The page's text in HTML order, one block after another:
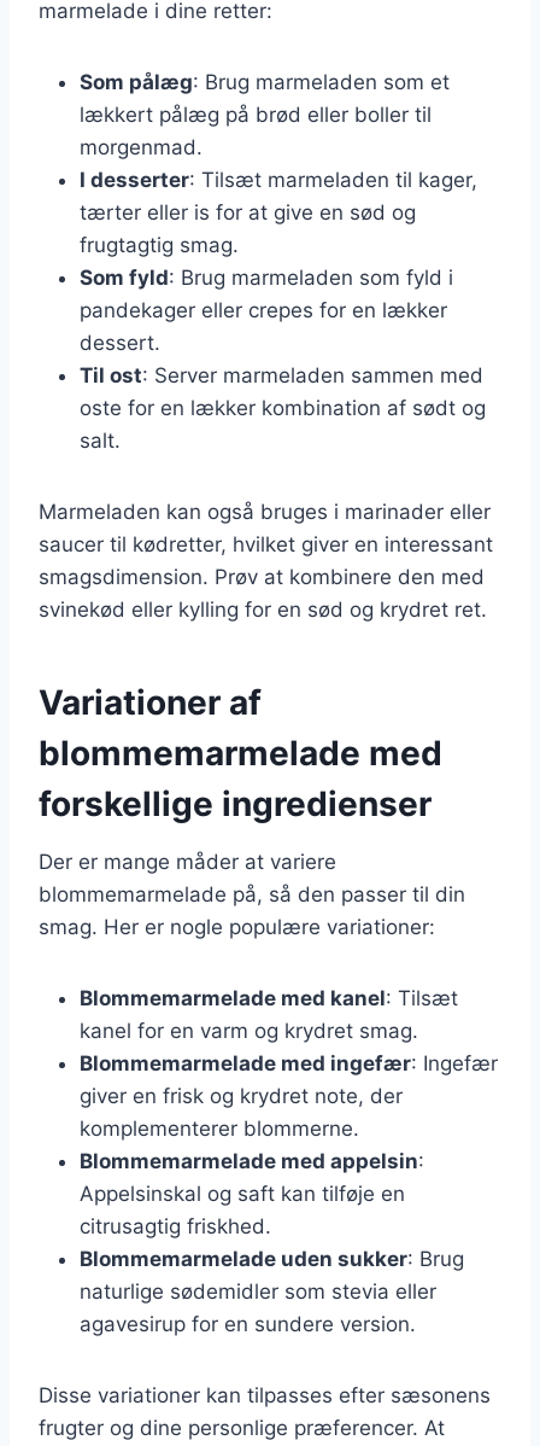
marmelade i dine retter:
Som pålæg: Brug marmeladen som et
lækkert pålæg på brød eller boller til
morgenmad.
I desserter: Tilsæt marmeladen til kager,
tærter eller is for at give en sød og
frugtagtig smag.
Som fyld: Brug marmeladen som fyld i
pandekager eller crepes for en lækker
dessert.
Til ost: Server marmeladen sammen med
oste for en lækker kombination af sødt og
salt.
Marmeladen kan også bruges i marinader eller
saucer til kødretter, hvilket giver en interessant
smagsdimension. Prøv at kombinere den med
svinekød eller kylling for en sød og krydret ret.
Variationer af
blommemarmelade med
forskellige ingredienser
Der er mange måder at variere
blommemarmelade på, så den passer til din
smag. Her er nogle populære variationer:
Blommemarmelade med kanel: Tilsæt
kanel for en varm og krydret smag.
Blommemarmelade med ingefær: Ingefær
giver en frisk og krydret note, der
komplementerer blommerne.
Blommemarmelade med appelsin:
Appelsinskal og saft kan tilføje en
citrusagtig friskhed.
Blommemarmelade uden sukker: Brug
naturlige sødemidler som stevia eller
agavesirup for en sundere version.
Disse variationer kan tilpasses efter sæsonens
frugter og dine personlige præferencer. At